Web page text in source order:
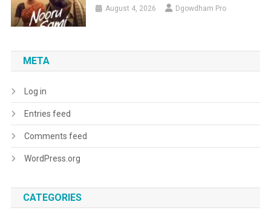
August 4, 2026 Dgowdham Pro
META
Log in
Entries feed
Comments feed
WordPress.org
CATEGORIES